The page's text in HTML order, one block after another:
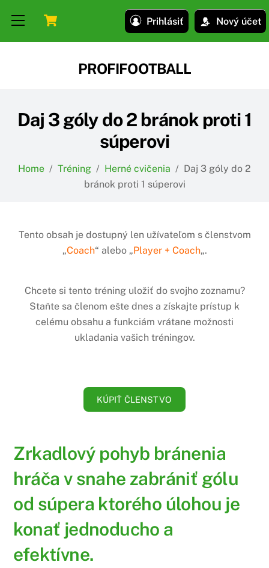
Prihlásiť Nový účet
Menu
PROFIFOOTBALL
Daj 3 góly do 2 bránok proti 1
súperovi
Home / Tréning / Herné cvičenia / Daj 3 góly do 2
bránok proti 1 súperovi
Tento obsah je dostupný len užívateľom s členstvom
„Coach“ alebo „Player + Coach„.
Chcete si tento tréning uložiť do svojho zoznamu?
Staňte sa členom ešte dnes a získajte prístup k
celému obsahu a funkciám vrátane možnosti
ukladania vašich tréningov.
KÚPIŤ ČLENSTVO
Zrkadlový pohyb bránenia
hráča v snahe zabrániť gólu
od súpera ktorého úlohou je
konať jednoducho a
efektívne.